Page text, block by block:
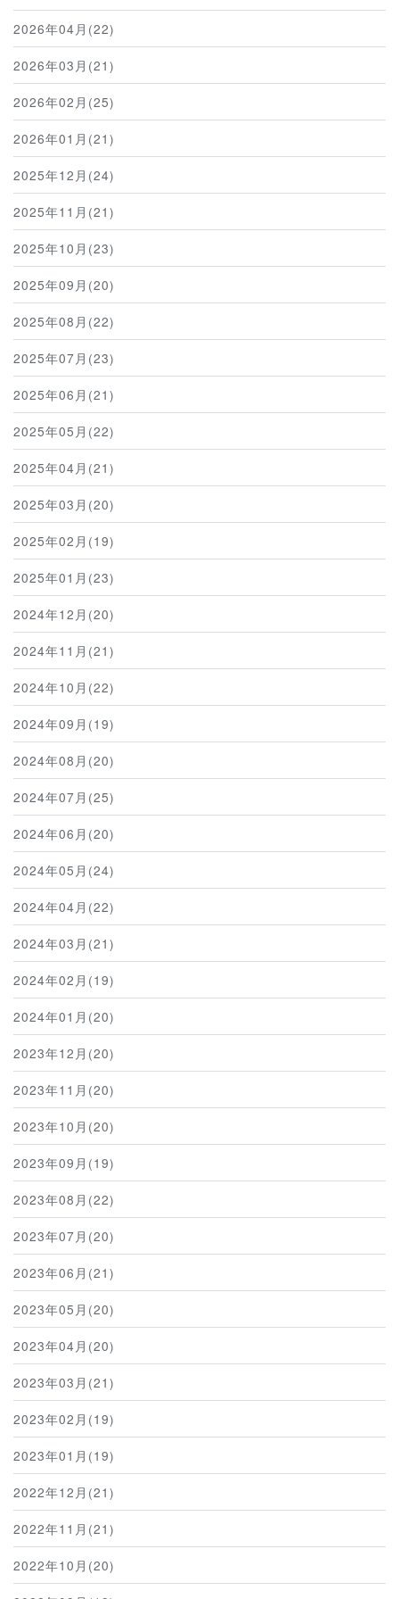
2026年04月(22)
2026年03月(21)
2026年02月(25)
2026年01月(21)
2025年12月(24)
2025年11月(21)
2025年10月(23)
2025年09月(20)
2025年08月(22)
2025年07月(23)
2025年06月(21)
2025年05月(22)
2025年04月(21)
2025年03月(20)
2025年02月(19)
2025年01月(23)
2024年12月(20)
2024年11月(21)
2024年10月(22)
2024年09月(19)
2024年08月(20)
2024年07月(25)
2024年06月(20)
2024年05月(24)
2024年04月(22)
2024年03月(21)
2024年02月(19)
2024年01月(20)
2023年12月(20)
2023年11月(20)
2023年10月(20)
2023年09月(19)
2023年08月(22)
2023年07月(20)
2023年06月(21)
2023年05月(20)
2023年04月(20)
2023年03月(21)
2023年02月(19)
2023年01月(19)
2022年12月(21)
2022年11月(21)
2022年10月(20)